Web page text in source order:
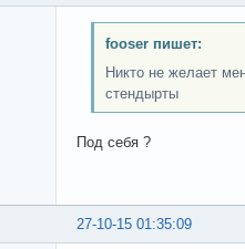
fooser пишет:
Никто не желает
стендырты
Под себя ?
27-10-15 01:35:09